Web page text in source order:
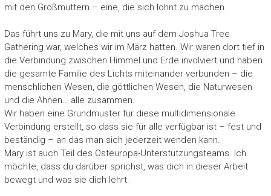
mit den Großmüttern – eine, die sich lohnt zu machen.
Das führt uns zu Mary, die mit uns auf dem Joshua Tree
Gathering war, welches wir im März hatten. Wir waren dort tief in
die Verbindung zwischen Himmel und Erde involviert und haben
die gesamte Familie des Lichts miteinander verbunden – die
menschlichen Wesen, die göttlichen Wesen, die Naturwesen
und die Ahnen… alle zusammen.
Wir haben eine Grundmuster für diese multidimensionale
Verbindung erstellt, so dass sie für alle verfügbar ist – fest und
beständig – an das man sich jederzeit wenden kann.
Mary ist auch Teil des Osteuropa-Unterstützungsteams. Ich
möchte, dass du darüber sprichst, was dich in dieser Arbeit
bewegt und was sie dich lehrt.